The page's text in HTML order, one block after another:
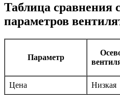
Таблица
параметров
Параметр
Цена Низкая